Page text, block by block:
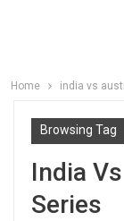
Home india vs
Browsing Tag
India
Series